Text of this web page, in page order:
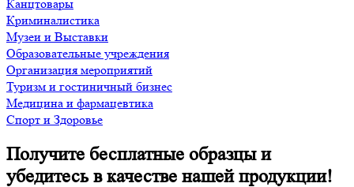
Канцтовары
Криминалистика
Музеи и Выставки
Образовательные учреждения
Организация мероприятий
Туризм и гостиничный бизнес
Медицина и фармацевтика
Спорт и Здоровье
Получите бесплатные образцы и
убедитесь в качестве нашей продукции!